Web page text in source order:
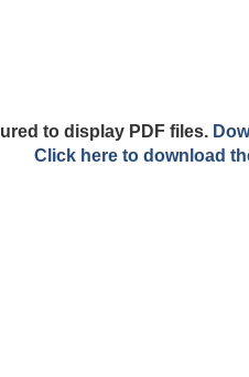
to display PDF files.
Click here to download